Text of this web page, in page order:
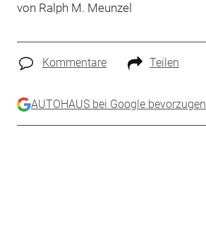
von Ralph M. Meunzel
Kommentare Teilen
AUTOHAUS bei Google bevorzugen